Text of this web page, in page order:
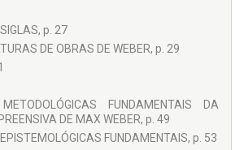
resumida. Sem menoscabo a esse
e o Coordenador desta Coleção – o
de Sousa Lima – saemna contramão
de cunhar espaço nesse mercado para
cognitiva, num diálogo com as
do Direito. Para tal mister, além de
forte sentimento de compromisso social,
de um grupo seleto de intelectuais,
p. 27
DE OBRAS DE WEBER, p. 29
FUNDAMENTAIS DA
DE MAX WEBER, p. 49
FUNDAMENTAIS, p. 53